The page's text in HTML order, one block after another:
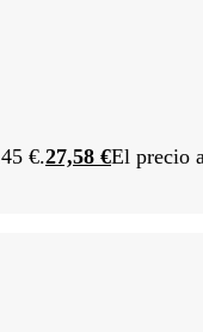
€.27,58 €El precio